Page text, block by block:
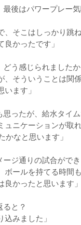
後はパワープレー
、そこはしっかり跳
かったです」
う感じられましたか
、そういうことは関
ます」
ったが、給水タイ
ュニケーションが取
なと思います」
ジ通りの試合がで
ボールを持てる時間
かったと思います」
と？
みました」